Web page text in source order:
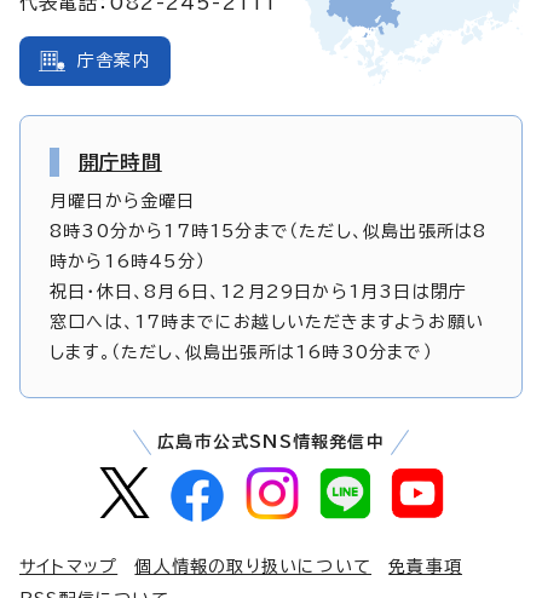
庁舎案内
開庁時間
月曜日から金曜日
8時30分から17時15分まで（ただし、似島出張所は8
時から16時45分）
祝日・休日、8月6日、12月29日から1月3日は閉庁
窓口へは、17時までにお越しいただきますようお願い
します。（ただし、似島出張所は16時30分まで）
広島市公式SNS情報発信中
サイトマップ 個人情報の取り扱いについて
免責事項